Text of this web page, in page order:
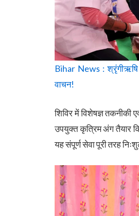
Bihar News : श्रृंगीऋषि
वाचन!
शिविर में विशेषज्ञ तकनीकी
उपयुक्त कृत्रिम अंग तैयार
यह संपूर्ण सेवा पूरी तरह